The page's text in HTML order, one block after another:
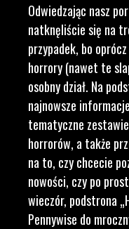
Odwiedzając nasz
natknęliście się na
przypadek, bo
horrory (nawet te
osobny dział. Na
najnowsze
tematyczne
horrorów, a także
na to, czy chcecie
nowości, czy po
wieczór, podstrona
Pennywise do